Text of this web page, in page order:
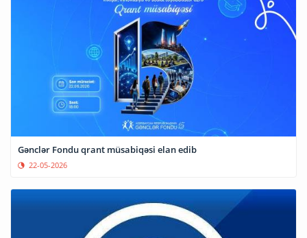
Gənclər Fondu qrant müsabiqəsi elan edib
22-05-2026